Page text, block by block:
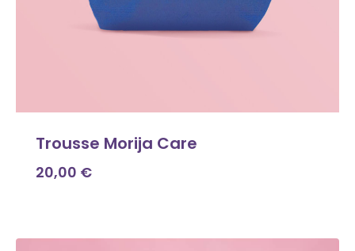
Trousse Morija Care
20,00 €